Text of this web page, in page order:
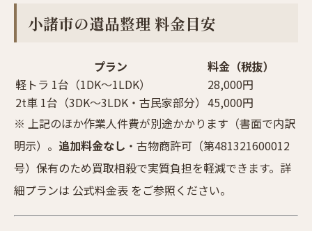
小諸市の遺品整理 料金目安
プラン
料金（税抜）
軽トラ 1台（1DK〜1LDK）
28,000円
2t車 1台（3DK〜3LDK・古民家部分） 45,000円
※ 上記のほか作業人件費が別途かかります（書面で内訳
明示）。 追加料金なし ・古物商許可（第481321600012
号）保有のため買取相殺で実質負担を軽減できます。詳
細プランは 公式料金表 をご参照ください。